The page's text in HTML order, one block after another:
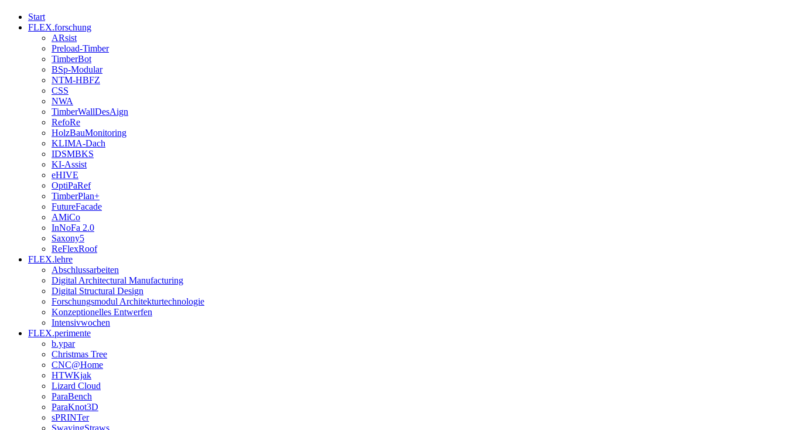
Start
FLEX.forschung
ARsist
Preload-Timber
TimberBot
BSp-Modular
NTM-HBFZ
CSS
NWA
TimberWallDesAign
RefoRe
HolzBauMonitoring
KLIMA-Dach
IDSMBKS
KI-Assist
eHIVE
OptiPaRef
TimberPlan+
FutureFacade
AMiCo
InNoFa 2.0
Saxony5
ReFlexRoof
FLEX.lehre
Abschlussarbeiten
Digital Architectural Manufacturing
Digital Structural Design
Forschungsmodul Architekturtechnologie
Konzeptionelles Entwerfen
Intensivwochen
FLEX.perimente
b.ypar
Christmas Tree
CNC@Home
HTWKjak
Lizard Cloud
ParaBench
ParaKnot3D
sPRINTer
SwayingStraws